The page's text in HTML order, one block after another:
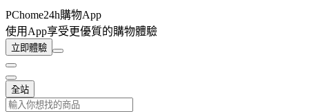
PChome24h購物App
使用App享受更優質的購物體驗
立即體驗
全站